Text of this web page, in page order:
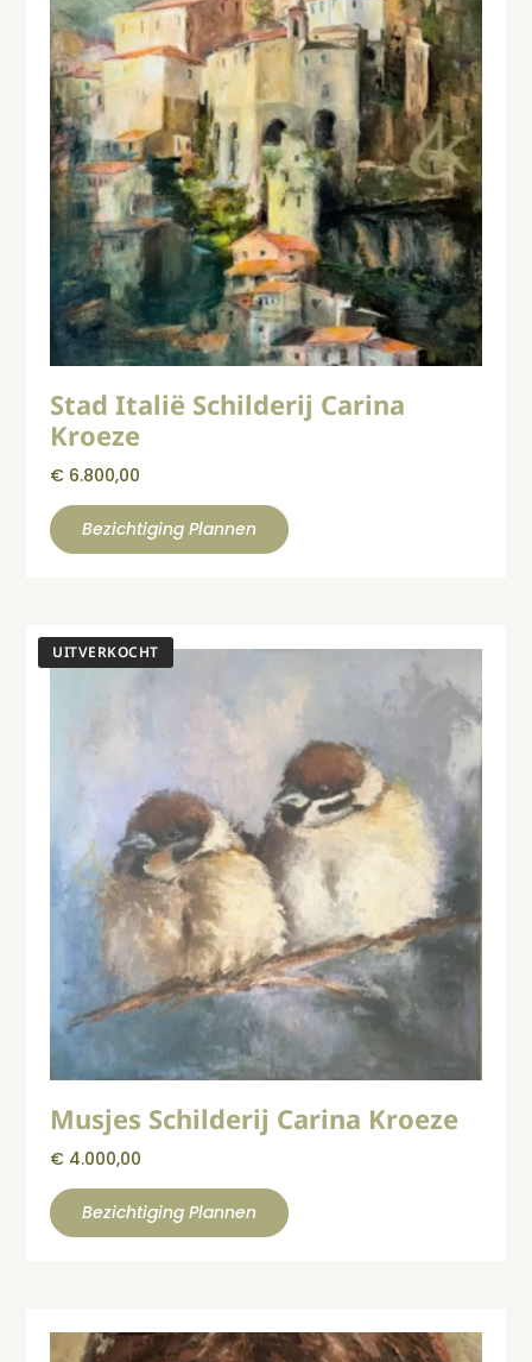
Stad Italië Schilderij Carina
Kroeze
€ 6.800,00
Bezichtiging Plannen
Musjes Schilderij Carina Kroeze
€ 4.000,00
Bezichtiging Plannen